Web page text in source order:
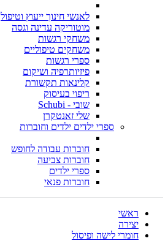
לאנשי חינוך ייעוץ וטיפול
מוטוריקה עדינה וגסה
משחקי רגשות
משחקים טיפוליים
ספרי רגשות
פיזיותרפיה ושיקום
קלינאות תקשורת
ריפוי בעיסוק
שובי - Schubi
שלי זאנטקרן
ספרי ילדים ילדים וחוברות
חוברות עבודה לחופש
חוברות צביעה
ספרי ילדים
חוברות פנאי
ראשי
יצירה
חומרי לישה ופיסול